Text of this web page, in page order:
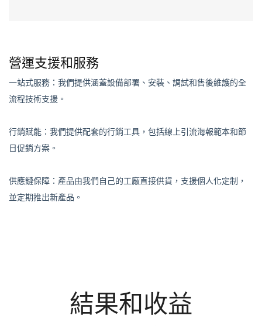
營運支援和服務
一站式服務： 我們提供涵蓋設備部署、安裝、調試和售後維護的全
流程技術支援。
行銷賦能： 我們提供配套的行銷工具，包括線上引流海報範本和節
日促銷方案。
供應鏈保障： 產品由我們自己的工廠直接供貨，支援個人化定制，
並定期推出新產品。
結果和收益